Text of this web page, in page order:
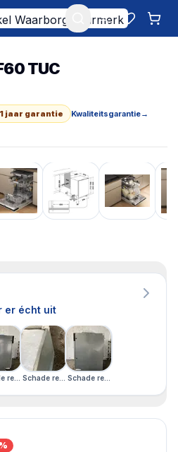
Mijn account
TUC
1 jaar garantie Kwaliteitsgarantie→
er écht uit
rechterzijkant
Schade rechterzijkantSchade rechterzijkant
%